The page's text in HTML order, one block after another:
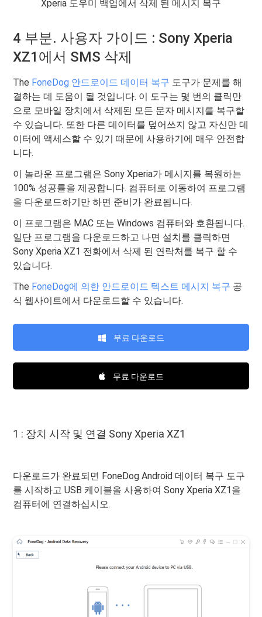
Xperia 도우미 백업에서 삭제 된 메시지 복구
4 부분. 사용자 가이드 : Sony Xperia
XZ1에서 SMS 삭제
The FoneDog 안드로이드 데이터 복구 도구가 문제를 해
결하는 데 도움이 될 것입니다. 이 도구는 몇 번의 클릭만
으로 모바일 장치에서 삭제된 모든 문자 메시지를 복구할
수 있습니다. 또한 다른 데이터를 덮어쓰지 않고 자신만 데
이터에 액세스할 수 있기 때문에 사용하기에 매우 안전합
니다.
이 놀라운 프로그램은 Sony Xperia가 메시지를 복원하는
100% 성공률을 제공합니다. 컴퓨터로 이동하여 프로그램
을 다운로드하기만 하면 준비가 완료됩니다.
이 프로그램은 MAC 또는 Windows 컴퓨터와 호환됩니다.
일단 프로그램을 다운로드하고 나면 설치를 클릭하면
Sony Xperia XZ1 전화에서 삭제 된 연락처를 복구 할 수
있습니다.
The FoneDog에 의한 안드로이드 텍스트 메시지 복구 공
식 웹사이트에서 다운로드할 수 있습니다.
무료 다운로드
무료 다운로드
1 : 장치 시작 및 연결 Sony Xperia XZ1
다운로드가 완료되면 FoneDog Android 데이터 복구 도구
를 시작하고 USB 케이블을 사용하여 Sony Xperia XZ1을
컴퓨터에 연결하십시오.